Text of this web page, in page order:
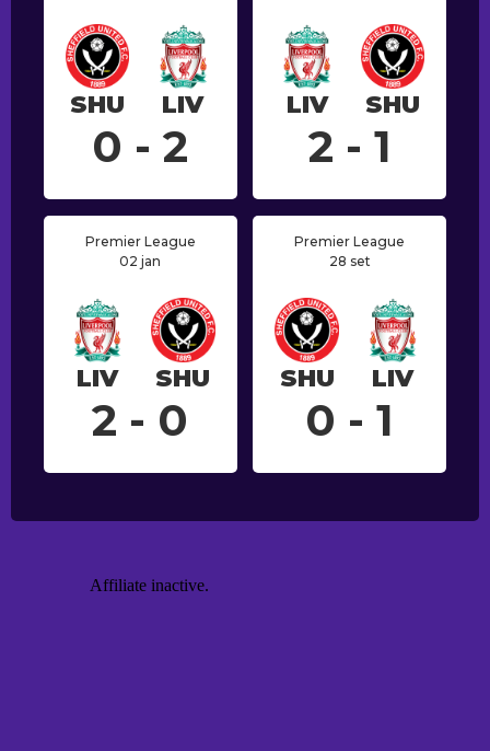
SHU LIV
0 - 2
LIV SHU
2 - 1
Premier League
02 jan
LIV SHU
2 - 0
Premier League
28 set
SHU LIV
0 - 1